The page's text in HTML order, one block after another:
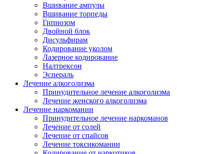
Вшивание ампулы
Вшивание торпеды
Гипнозом
Двойной блок
Дисульфирам
Кодирование уколом
Лазерное кодирование
Налтрексон
Эспераль
Лечение алкоголизма
Принудительное лечение алкоголизма
Лечение женского алкоголизма
Лечение наркомании
Принудительное лечение наркоманов
Лечение от солей
Лечение от спайсов
Лечение токсикомании